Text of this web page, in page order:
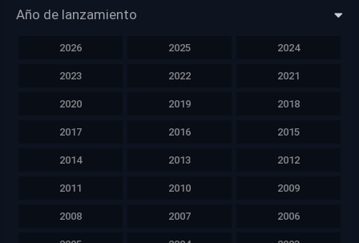
Año de lanzamiento
2026 2025 2024
2023 2022 2021
2020 2019 2018
2017 2016 2015
2014 2013 2012
2011 2010 2009
2008 2007 2006